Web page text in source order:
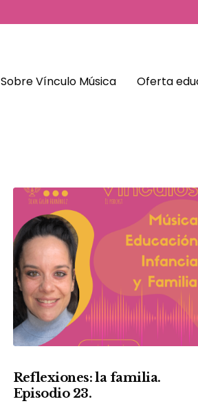
Sobre Vínculo Música Oferta
Reflexiones: la familia.
Episodio 23.